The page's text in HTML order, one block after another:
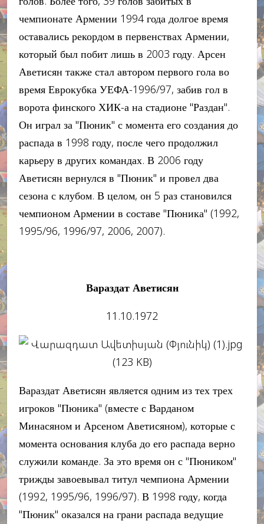
чемпионате Армении 1994 года долгое время
оставались рекордом в первенствах Армении,
который был побит лишь в 2003 году. Арсен
Аветисян также стал автором первого гола во
время Еврокубка УЕФА-1996/97, забив гол в
ворота финского ХИК-а на стадионе "Раздан".
Он играл за "Пюник" с момента его создания до
распада в 1998 году, после чего продолжил
карьеру в других командах. В 2006 году
Аветисян вернулся в "Пюник" и провел два
сезона с клубом. В целом, он 5 раз становился
чемпионом Армении в составе "Пюника" (1992,
1995/96, 1996/97, 2006, 2007).
Вараздат Аветисян
11.10.1972
Вараздат Аветисян является одним из тех трех
игроков "Пюника" (вместе с Варданом
Минасяном и Арсеном Аветисяном), которые с
момента основания клуба до его распада верно
служили команде. За это время он с "Пюником"
трижды завоевывал титул чемпиона Армении
(1992, 1995/96, 1996/97). В 1998 году, когда
"Пюник" оказался на грани распада ведущие